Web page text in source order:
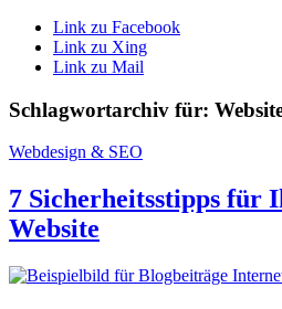
Link zu Facebook
Link zu Xing
Link zu Mail
Schlagwortarchiv für:
Webdesign & SEO
7 Sicher­heitss­tipps für
Website